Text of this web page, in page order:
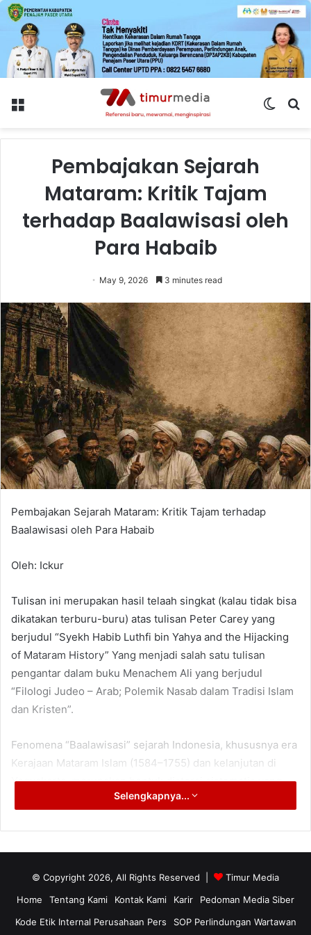
Menu
Switch
Pembajakan Sejarah
Mataram: Kritik Tajam
terhadap Baalawisasi oleh
Para Habaib
May 9, 2026 3 minutes read
Pembajakan Sejarah Mataram: Kritik Tajam terhadap
Baalawisasi oleh Para Habaib
Oleh: Ickur
Tulisan ini merupakan hasil telaah singkat (kalau tidak bisa
dikatakan terburu-buru) atas tulisan Peter Carey yang
berjudul “Syekh Habib Luthfi bin Yahya and the Hijacking
of Mataram History” Yang menjadi salah satu tulisan
pengantar dalam buku Menachem Ali yang berjudul
“Filologi Judeo – Arab; Polemik Nasab dalam Tradisi Islam
dan Kristen”.
Fenomena “Baalawisasi” sejarah Indonesia, khususnya era
Kerajaan Mataram Islam (1584–1755) dan kelanjutan di
Yogyakarta, merupakan bentuk distorsi sistematis yang
mengkhianati fakta sejarah demi kepentingan narasi nasab
dalam klaim-klaim atas ribuan makam leluhur Mataram
oleh kalangan habaib, terutama yang dipimpin Habib Luthfi
bin Yahya. Kritik ini bukan sekadar opini, melainkan
seperti Prof. Peter Carey dari Oxford University.
Selengkapnya...
© Copyright 2026, All Rights Reserved |
Timur Media
Home
Tentang Kami Kontak Kami Karir
Pedoman Media Siber
Kode Etik Internal Perusahaan Pers
SOP Perlindungan Wartawan